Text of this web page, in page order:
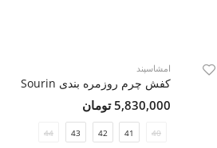
امشاسپند
کفش چرم روزمره بندی Sourin
5,830,000 تومان
40
41
42
43
44